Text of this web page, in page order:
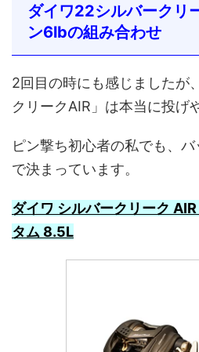
ダイワ22シルバークリ
ン6lbの組み合わせ
2回目の時にも感じましたが
クリークAIR」は本当に投げ
ピン撃ち初心者の私でも、
で決まっています。
ダイワ シルバークリーク
タム 8.5L